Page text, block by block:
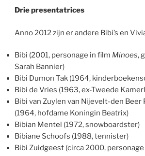
Drie presentatrices
Anno 2012 zijn er andere Bibi’s en
Bibi (2001, personage in film Minoes,
Sarah Bannier)
Bibi Dumon Tak (1964,
Bibi de Vries (1963, ex-Tweede
Bibi van Zuylen van Nijevelt-den Beer
(1964, hofdame Koningin Beatrix)
Bibian Mentel (1972, snowboardster)
Bibiane Schoofs (1988, tennister)
Bibi Zuidgeest (circa 2000,